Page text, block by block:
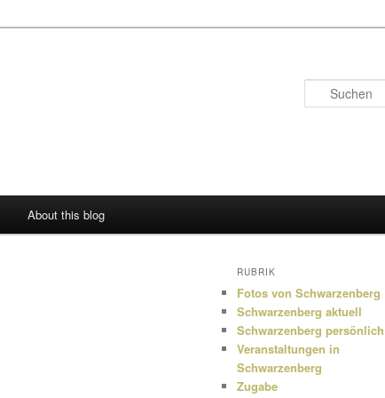
About this blog
RUBRIK
Fotos von Schwarzenberg
Schwarzenberg aktuell
Schwarzenberg persönlich
Veranstaltungen in
Schwarzenberg
Zugabe